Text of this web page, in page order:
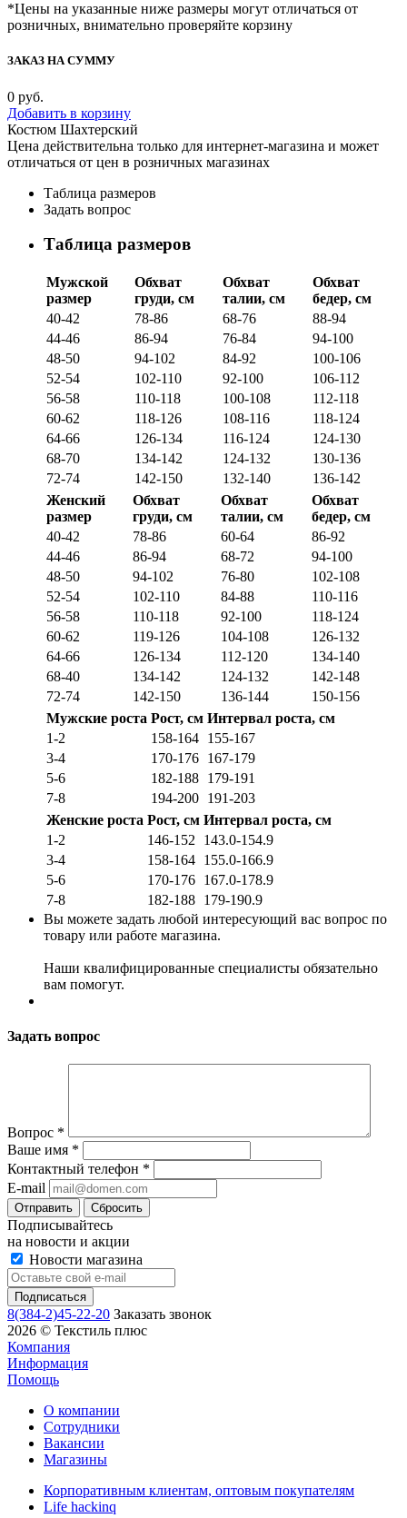
*Цены на указанные ниже размеры могут отличаться от
розничных, внимательно проверяйте корзину
ЗАКАЗ НА СУММУ
0 руб.
Добавить в корзину
Костюм Шахтерский
Цена действительна только для интернет-магазина и может
отличаться от цен в розничных магазинах
Таблица размеров
Задать вопрос
Таблица размеров
Мужской
размер
Обхват
груди, см
Обхват
талии, см
Обхват
бедер, см
40-42
78-86 68-76
88-94
44-46
86-94 76-84
94-100
48-50
94-102 84-92
100-106
52-54
102-110 92-100
106-112
56-58
110-118 100-108
112-118
60-62
118-126 108-116
118-124
64-66
126-134 116-124
124-130
68-70
134-142 124-132
130-136
72-74
142-150 132-140
136-142
Женский
размер
Обхват
груди, см
Обхват
талии, см
Обхват
бедер, см
40-42
78-86 60-64
86-92
44-46
86-94 68-72
94-100
48-50
94-102 76-80
102-108
52-54
102-110 84-88
110-116
56-58
110-118 92-100
118-124
60-62
119-126 104-108
126-132
64-66
126-134 112-120
134-140
68-40
134-142 124-132
142-148
72-74
142-150 136-144
150-156
Мужские роста Рост, см Интервал роста, см
1-2
158-164 155-167
3-4
170-176 167-179
5-6
182-188 179-191
7-8
194-200 191-203
Женские роста Рост, см Интервал роста, см
1-2
146-152
143.0-154.9
3-4
158-164 155.0-166.9
5-6
170-176 167.0-178.9
7-8
182-188 179-190.9
Вы можете задать любой интересующий вас вопрос по
товару или работе магазина.
Наши квалифицированные специалисты обязательно
вам помогут.
Задать вопрос
Вопрос *
Ваше имя *
Контактный телефон *
E-mail
Сбросить
Подписывайтесь
на новости и акции
Новости магазина
8(384-2)45-22-20 Заказать звонок
2026 © Текстиль плюс
Компания
Информация
Помощь
О компании
Сотрудники
Вакансии
Магазины
Корпоративным клиентам, оптовым покупателям
Life hackinq